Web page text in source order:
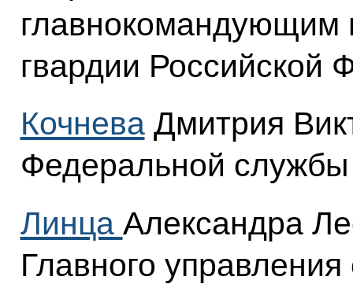
главнокомандующим
гвардии Российской
КочневаДмитрия
Федеральной
Линца Александра
Главного